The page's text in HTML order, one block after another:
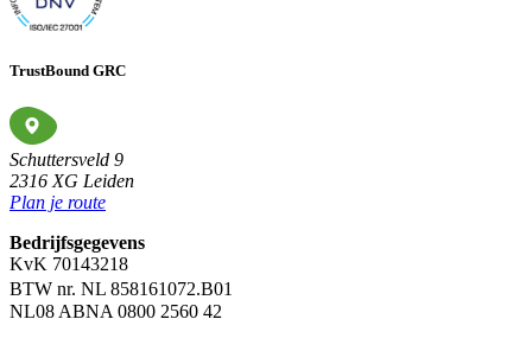
TrustBound GRC
Schuttersveld 9
2316 XG Leiden
Plan je route
Bedrijfsgegevens
KvK 70143218
BTW nr. NL 858161072.B01
NL08 ABNA 0800 2560 42